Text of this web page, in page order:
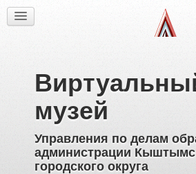
музей
Управления по делам
администрации
городского округа
Об образовательных учреждениях
Директора
Ветераны образования
Известные выпускники
Пионерское движение